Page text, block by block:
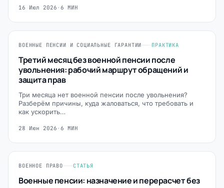
16 Июл 2026 · 6 МИН
ВОЕННЫЕ ПЕНСИИ И СОЦИАЛЬНЫЕ ГАРАНТИИ ПРАКТИКА
Третий месяц без военной пенсии после
увольнения: рабочий маршрут обращений и
защита прав
Три месяца нет военной пенсии после увольнения?
Разберём причины, куда жаловаться, что требовать и
как ускорить…
28 Июн 2026 · 6 МИН
ВОЕННОЕ ПРАВО СТАТЬЯ
Военные пенсии: назначение и перерасчет без